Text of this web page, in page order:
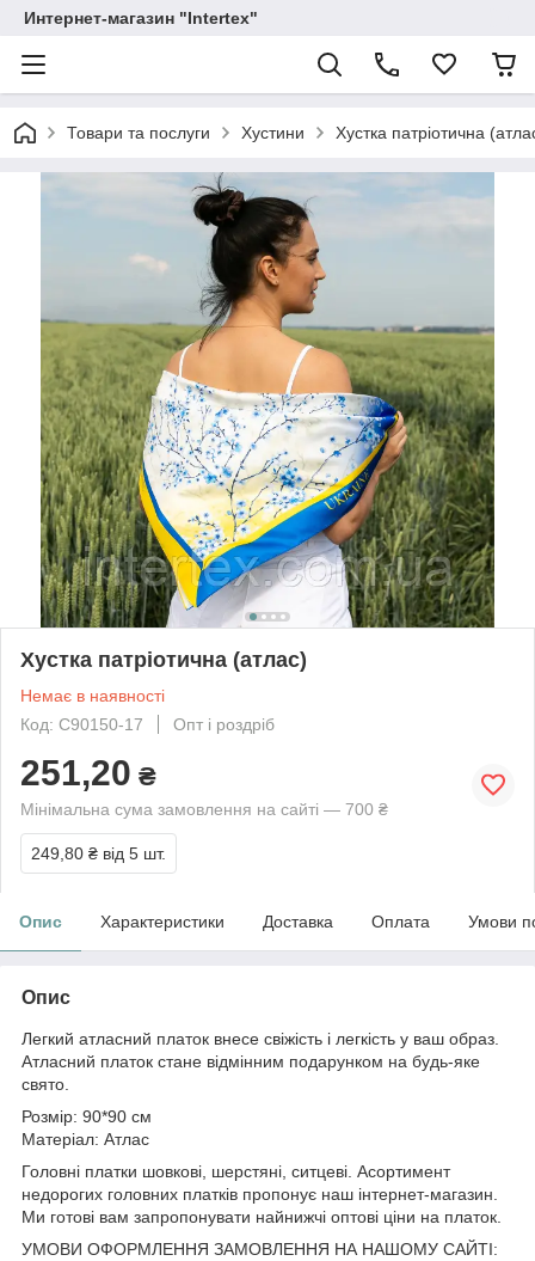
Интернет-магазин "Intertex"
Товари та послуги Хустини Хустка патріотична
Хустка патріотична (атлас)
Немає в наявності
Код: С90150-17
Опт і роздріб
251,20 ₴
Мінімальна сума замовлення на сайті — 700 ₴
249,80 ₴ від 5 шт.
Опис Характеристики Доставка Оплата Умови
Опис
Легкий атласний платок внесе свіжість і легкість у ваш образ.
Атласний платок стане відмінним подарунком на будь-яке
свято.
Розмір: 90*90 см
Матеріал: Атлас
Головні платки шовкові, шерстяні, ситцеві. Асортимент
недорогих головних платків пропонує наш інтернет-магазин.
Ми готові вам запропонувати найнижчі оптові ціни на платок.
УМОВИ ОФОРМЛЕННЯ ЗАМОВЛЕННЯ НА НАШОМУ САЙТІ: